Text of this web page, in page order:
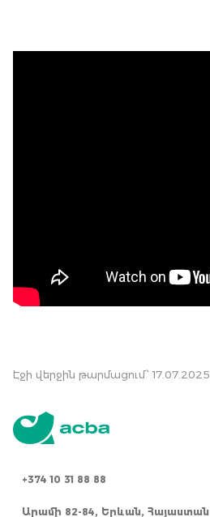
Էջի վերջին թարմացում՝ 17.07.2025
+374 10 31 88 88
Արամի 82-84, Երևան, Հայաստան